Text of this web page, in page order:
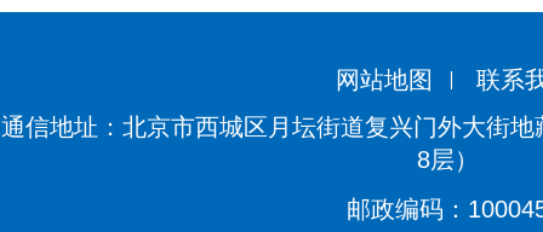
网站地图
联系
通信地址：北京市西城区月坛街道复兴门外大街
8层）
邮政编码：